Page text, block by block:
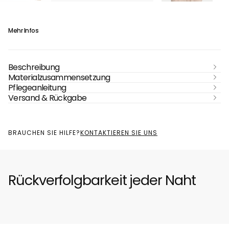
Mehr Infos
Beschreibung
Materialzusammensetzung
Pflegeanleitung
Versand & Rückgabe
BRAUCHEN SIE HILFE?KONTAKTIEREN SIE UNS
Rückverfolgbarkeit jeder Naht
Herkunft aus
Kaschmir von